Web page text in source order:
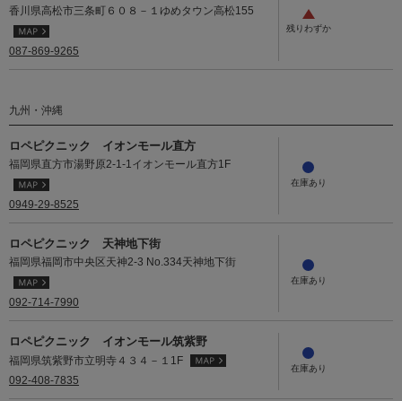
香川県高松市三条町６０８－１ゆめタウン高松155
087-869-9265
九州・沖縄
ロペピクニック イオンモール直方
福岡県直方市湯野原2-1-1イオンモール直方1F
0949-29-8525
ロペピクニック 天神地下街
福岡県福岡市中央区天神2-3 No.334天神地下街
092-714-7990
ロペピクニック イオンモール筑紫野
福岡県筑紫野市立明寺４３４－１1F
092-408-7835